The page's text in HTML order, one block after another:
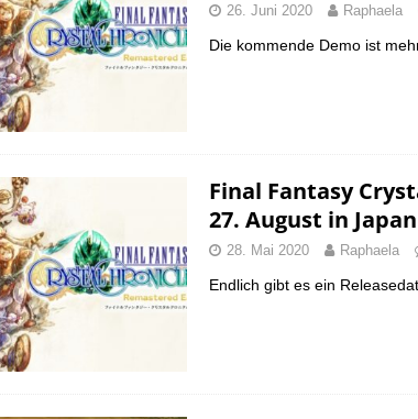
26. Juni 2020 Raphaela
Die kommende Demo ist
Final Fantasy
27. August in
28. Mai 2020 Raphaela
Endlich gibt es ein